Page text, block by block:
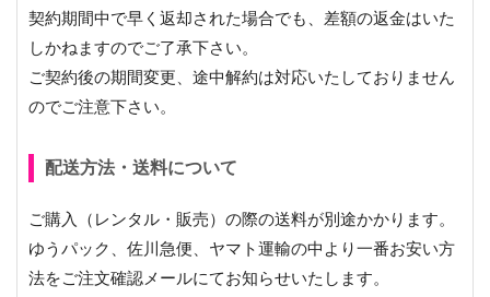
契約期間中で早く返却された場合でも、差額の返金はいた
しかねますのでご了承下さい。
ご契約後の期間変更、途中解約は対応いたしておりません
のでご注意下さい。
配送方法・送料について
ご購入（レンタル・販売）の際の送料が別途かかります。
ゆうパック、佐川急便、ヤマト運輸の中より一番お安い方
法をご注文確認メールにてお知らせいたします。